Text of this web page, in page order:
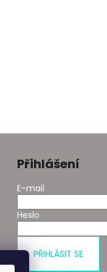
Přihlášení
E-mail
Heslo
PŘIHLÁSIT SE